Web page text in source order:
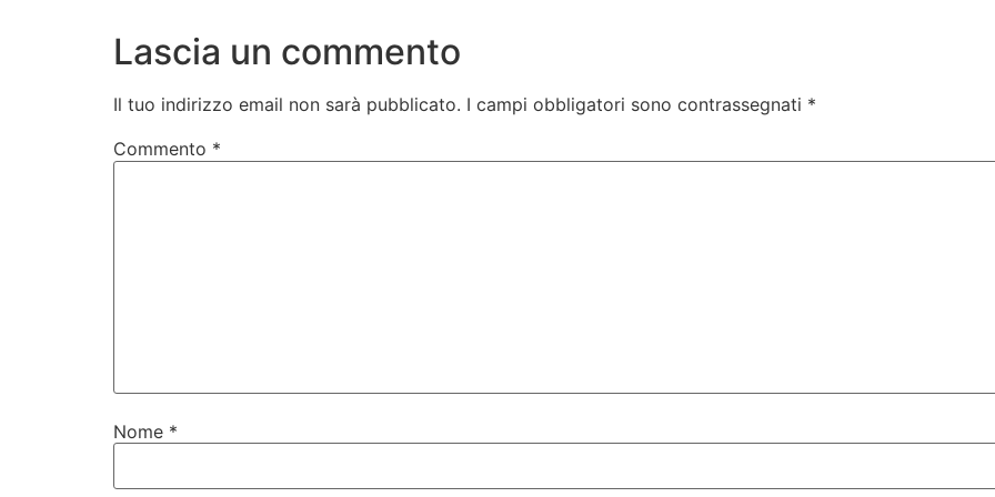
Lascia un commento
Il tuo indirizzo email non sarà pubblicato. I campi obbligatori sono contrassegnati *
Commento *
Nome *